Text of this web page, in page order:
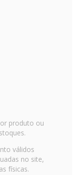
produto ou
válidos
no site,
físicas.